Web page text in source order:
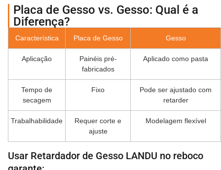
Placa de Gesso vs. Gesso: Qual é a
Diferença?
Característica Placa de Gesso Gesso
Aplicação
Painéis pré-
fabricados
Aplicado como pasta
Tempo de
secagem
Fixo
Pode ser ajustado com
retarder
Trabalhabilidade
Requer corte e
ajuste
Modelagem flexível
Usar Retardador de Gesso LANDU no reboco